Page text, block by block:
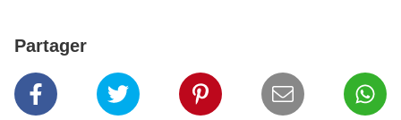
Partager